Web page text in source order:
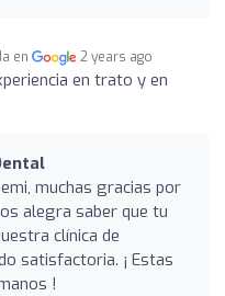
en 2 years ago
en trato y en
muchas gracias por
alegra saber que tu
clínica de
satisfactoria. ¡ Estas
!